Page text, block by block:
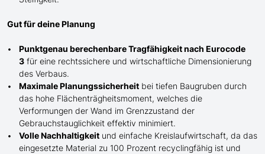
Gut für deine Planung
Punktgenau berechenbare Tragfähigkeit nach Eurocode
3 für eine rechtssichere und wirtschaftliche Dimensionierung
des Verbaus.
Maximale Planungssicherheit bei tiefen Baugruben durch
das hohe Flächenträgheitsmoment, welches die
Verformungen der Wand im Grenzzustand der
Gebrauchstauglichkeit effektiv minimiert.
Volle Nachhaltigkeit und einfache Kreislaufwirtschaft, da das
eingesetzte Material zu 100 Prozent recyclingfähig ist und